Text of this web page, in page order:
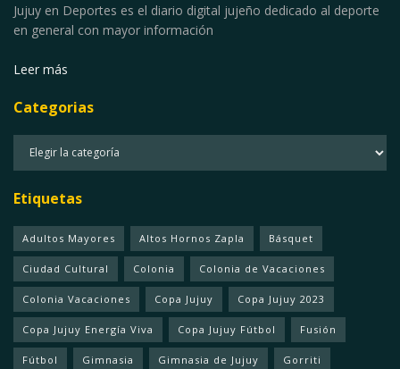
Jujuy en Deportes es el diario digital jujeño dedicado al deporte
en general con mayor información
Leer más
Categorias
Etiquetas
Adultos Mayores Altos Hornos Zapla Básquet
Ciudad Cultural Colonia Colonia de Vacaciones
Colonia Vacaciones Copa Jujuy Copa Jujuy 2023
Copa Jujuy Energía Viva Copa Jujuy Fútbol Fusión
Fútbol Gimnasia Gimnasia de Jujuy Gorriti